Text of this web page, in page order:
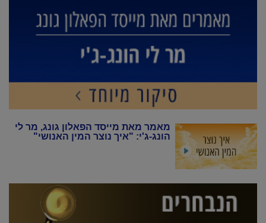
מאמר מאת מייסד הפאלון גונג, מר לי
הונג-ג'י: "איך נוצר המין האנושי"